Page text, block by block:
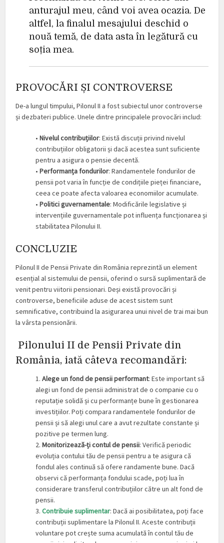
anturajul meu, când voi avea ocazia. De
altfel, la finalul mesajului deschid o
nouă temă, de data asta în legătură cu
soția mea.
PROVOCĂRI ȘI CONTROVERSE
De-a lungul timpului, Pilonul II a fost subiectul unor controverse
și dezbateri publice. Unele dintre principalele provocări includ:
•Nivelul contribuțiilor: Există discuții privind nivelul
contribuțiilor obligatorii și dacă acestea sunt suficiente
pentru a asigura o pensie decentă.
•Performanța fondurilor: Randamentele fondurilor de
pensii pot varia în funcție de condițiile pieței financiare,
ceea ce poate afecta valoarea economiilor acumulate.
•Politici guvernamentale: Modificările legislative și
intervențiile guvernamentale pot influența funcționarea și
stabilitatea Pilonului II.
CONCLUZIE
Pilonul II de Pensii Private din România reprezintă un element
esențial al sistemului de pensii, oferind o sursă suplimentară de
venit pentru viitorii pensionari. Deși există provocări și
controverse, beneficiile aduse de acest sistem sunt
semnificative, contribuind la asigurarea unui nivel de trai mai bun
la vârsta pensionării.
Pilonului II de Pensii Private din
România, iată câteva recomandări:
1.Alege un fond de pensii performant: Este important să
alegi un fond de pensii administrat de o companie cu o
reputație solidă și cu performanțe bune în gestionarea
investițiilor. Poți compara randamentele fondurilor de
pensii și să alegi unul care a avut rezultate constante și
pozitive pe termen lung.
2.Monitorizează-ți contul de pensii: Verifică periodic
evoluția contului tău de pensii pentru a te asigura că
fondul ales continuă să ofere randamente bune. Dacă
observi că performanța fondului scade, poți lua în
considerare transferul contribuțiilor către un alt fond de
pensii.
3.Contribuie suplimentar: Dacă ai posibilitatea, poți face
contribuții suplimentare la Pilonul II. Aceste contribuții
voluntare pot crește suma acumulată în contul tău de